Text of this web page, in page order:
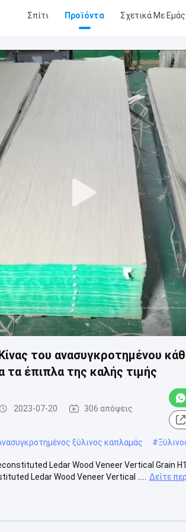
Σπίτι Προϊόντα Σχετικά Με Εμάς
του ανασυγκροτημένου
τα έπιπλα της καλής τιμής
2023-07-20 306 απόψεις
ξύλινος καπλαμάς #
Ledar Wood Veneer Vertical Grain
Ledar Wood Veneer Vertical .....
Δείτε